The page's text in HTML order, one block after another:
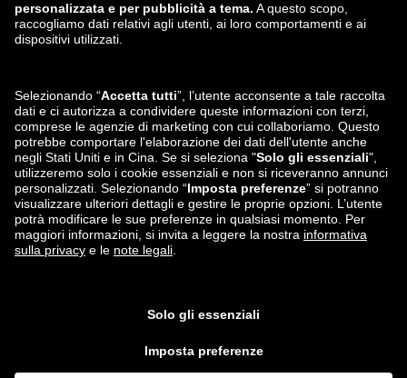
Seguici su
Spedizione e partner
logistico
Le app di Privé by Zalando